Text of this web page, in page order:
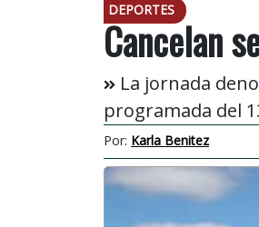
DEPORTES
Cancelan
La jornada
programada del
Por: Karla Benitez